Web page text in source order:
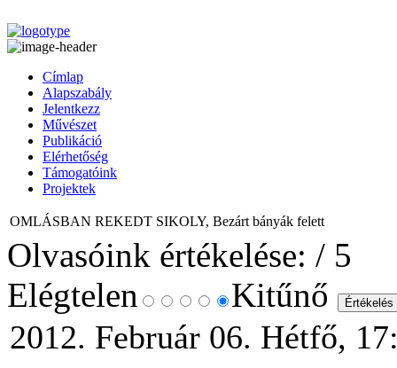
Címlap
Alapszabály
Jelentkezz
Művészet
Publikáció
Elérhetőség
Támogatóink
Projektek
OMLÁSBAN REKEDT SIKOLY, Bezárt bányák felett
Olvasóink értékelése: / 5
Elégtelen
Kitűnő
2012. Február 06. Hétfő,